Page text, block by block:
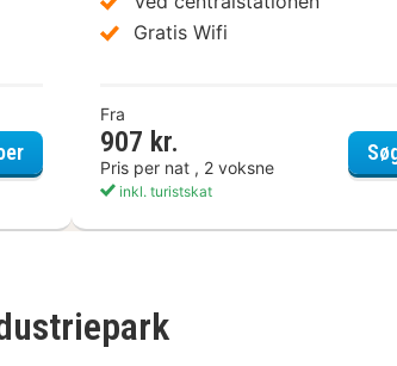
Wyndham Garden Kassel
Gratis Wifi
Fra
907 kr.
Pris per nat , 2 voksne
inkl. turistskat